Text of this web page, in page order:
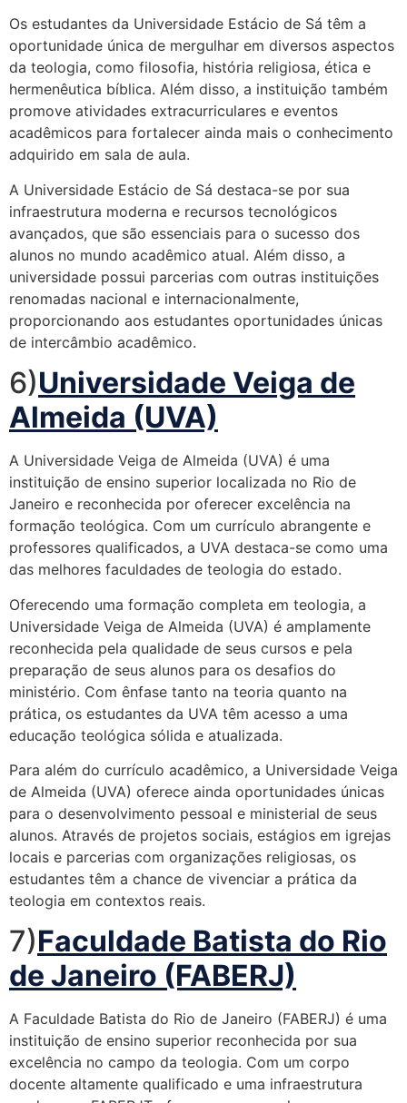
Os estudantes da Universidade Estácio de Sá têm a
oportunidade única de mergulhar em diversos aspectos
da teologia, como filosofia, história religiosa, ética e
hermenêutica bíblica. Além disso, a instituição também
promove atividades extracurriculares e eventos
acadêmicos para fortalecer ainda mais o conhecimento
adquirido em sala de aula.
A Universidade Estácio de Sá destaca-se por sua
infraestrutura moderna e recursos tecnológicos
avançados, que são essenciais para o sucesso dos
alunos no mundo acadêmico atual. Além disso, a
universidade possui parcerias com outras instituições
renomadas nacional e internacionalmente,
proporcionando aos estudantes oportunidades únicas
de intercâmbio acadêmico.
6)Universidade Veiga de
Almeida (UVA)
A Universidade Veiga de Almeida (UVA) é uma
instituição de ensino superior localizada no Rio de
Janeiro e reconhecida por oferecer excelência na
formação teológica. Com um currículo abrangente e
professores qualificados, a UVA destaca-se como uma
das melhores faculdades de teologia do estado.
Oferecendo uma formação completa em teologia, a
Universidade Veiga de Almeida (UVA) é amplamente
reconhecida pela qualidade de seus cursos e pela
preparação de seus alunos para os desafios do
ministério. Com ênfase tanto na teoria quanto na
prática, os estudantes da UVA têm acesso a uma
educação teológica sólida e atualizada.
Para além do currículo acadêmico, a Universidade Veiga
de Almeida (UVA) oferece ainda oportunidades únicas
para o desenvolvimento pessoal e ministerial de seus
alunos. Através de projetos sociais, estágios em igrejas
locais e parcerias com organizações religiosas, os
estudantes têm a chance de vivenciar a prática da
teologia em contextos reais.
7)Faculdade Batista do Rio
de Janeiro (FABERJ)
A Faculdade Batista do Rio de Janeiro (FABERJ) é uma
instituição de ensino superior reconhecida por sua
excelência no campo da teologia. Com um corpo
docente altamente qualificado e uma infraestrutura